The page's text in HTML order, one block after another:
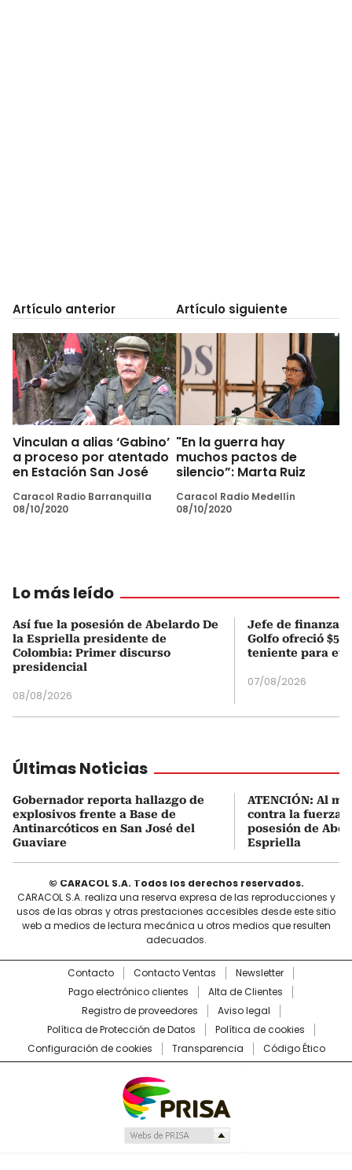
Artículo anterior
Vinculan a alias ‘Gabino’
a proceso por atentado
en Estación San José
Caracol Radio Barranquilla
08/10/2020
Artículo siguiente
"En la guerra hay
muchos pactos de
silencio”: Marta Ruiz
Caracol Radio Medellín
08/10/2020
Lo más leído
Así fue la posesión de Abelardo De
la Espriella presidente de
Colombia: Primer discurso
presidencial
08/08/2026
Jefe de finanzas
Golfo ofreció
teniente para
07/08/2026
Últimas Noticias
Gobernador reporta hallazgo de
explosivos frente a Base de
Antinarcóticos en San José del
Guaviare
ATENCIÓN: Al
contra la fuerza
posesión de
Espriella
© CARACOL S.A. Todos los derechos reservados.
CARACOL S.A. realiza una reserva expresa de las reproducciones y
usos de las obras y otras prestaciones accesibles desde este sitio
web a medios de lectura mecánica u otros medios que resulten
adecuados.
Contacto Contacto Ventas
Newsletter
Pago electrónico clientes
Alta de Clientes
Registro de proveedores
Aviso legal
Política de Protección de Datos
Política de cookies
Configuración de cookies
Transparencia Código Ético